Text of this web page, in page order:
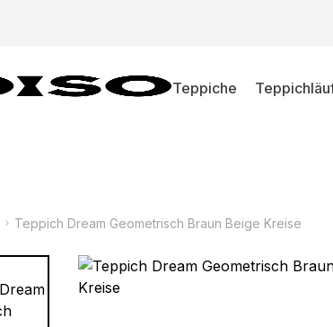
Teppiche
Teppich Dream Geometrisch Braun Beige Kreise